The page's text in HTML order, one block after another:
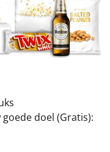
doel (Gratis):